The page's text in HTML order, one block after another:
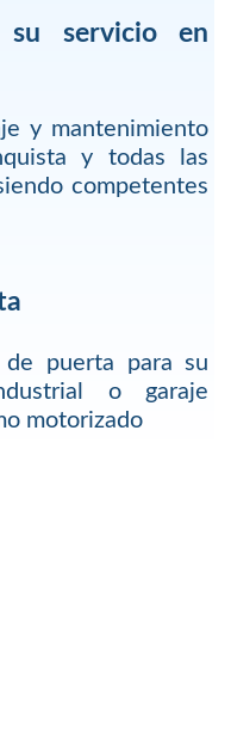
su servicio en
y mantenimiento
y todas las
competentes
de puerta para su
o garaje
motorizado